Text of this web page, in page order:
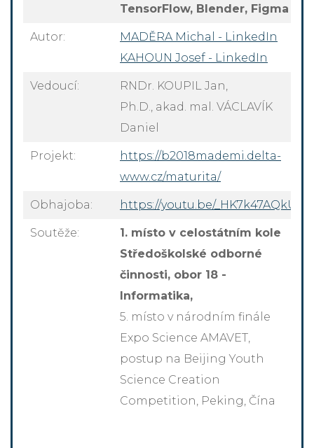
TensorFlow, Blender, Figma
Autor:
MADĚRA Michal - LinkedIn
KAHOUN Josef - LinkedIn
Vedoucí:
RNDr. KOUPIL Jan,
Ph.D., akad. mal. VÁCLAVÍK
Daniel
Projekt:
https://b2018mademi.delta-
www.cz/maturita/
Obhajoba: https://youtu.be/_HK7k47AQkU
Soutěže:
1. místo v celostátním kole
Středoškolské odborné
činnosti, obor 18 -
Informatika,
5. místo v národním finále
Expo Science AMAVET,
postup na Beijing Youth
Science Creation
Competition, Peking, Čína